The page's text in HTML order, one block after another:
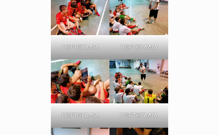
ΠΟΡΤΟΓΑΛΙΑ ΠΟΡΤΟΓΑΛΙΑ
ΠΟΡΤΟΓΑΛΙΑ ΠΟΡΤΟΓΑΛΙΑ